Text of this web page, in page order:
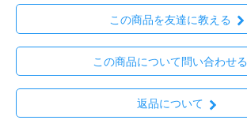
この商品を友達に教える
この商品について問い合わせる
返品について